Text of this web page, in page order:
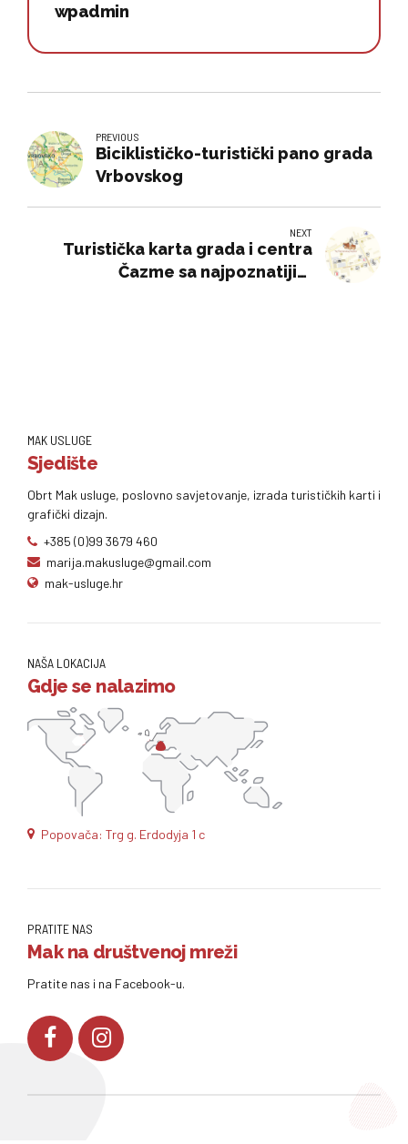
wpadmin
PREVIOUS
Biciklističko-turistički pano grada
Vrbovskog
NEXT
Turistička karta grada i centra
Čazme sa najpoznatijim
MAK USLUGE
Sjedište
Obrt Mak usluge, poslovno savjetovanje, izrada turističkih karti i
grafički dizajn.
+385 (0)99 3679 460
marija.makusluge@gmail.com
mak-usluge.hr
NAŠA LOKACIJA
Gdje se nalazimo
Popovača: Trg g. Erdodyja 1 c
PRATITE NAS
Mak na društvenoj mreži
Pratite nas i na Facebook-u.